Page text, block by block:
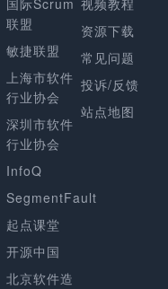
联盟
敏捷联盟
上海市软件
行业协会
深圳市软件
行业协会
InfoQ
SegmentFault
起点课堂
开源中国
北京软件造
资源下载
常见问题
投诉/反馈
站点地图